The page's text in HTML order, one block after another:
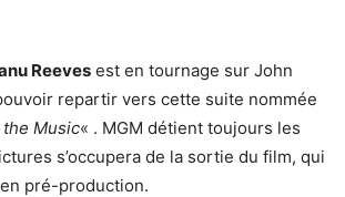
Reeves est en tournage sur John
repartir vers cette suite nommée
Music« . MGM détient toujours les
s’occupera de la sortie du film, qui
pré-production.